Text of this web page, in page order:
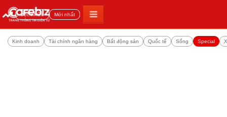
Đọc nhiều Mới nhất
Kinh doanh Tài chính ngân hàng Bất động sản Quốc tế Sống Special